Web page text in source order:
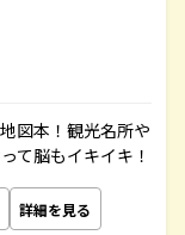
図本！観光名所や
て脳もイキイキ！
詳細を見る